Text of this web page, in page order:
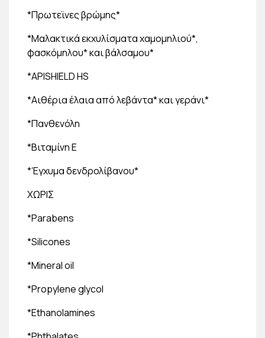
*Πρωτεϊνες βρώμης*
*Μαλακτικά εκχυλίσματα χαμομηλιού*,
φασκόμηλου* και βάλσαμου*
*ΑPISHIELD HS
*Αιθέρια έλαια από λεβάντα* και γεράνι*
*Πανθενόλη
*Βιταμίνη Ε
*Έγχυμα δενδρολίβανου*
ΧΩΡΙΣ
*Parabens
*Silicones
*Mineral oil
*Propylene glycol
*Ethanolamines